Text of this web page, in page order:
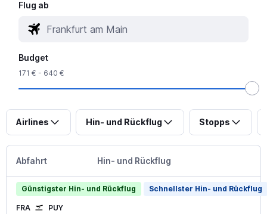
Flug ab
Budget
171 € - 640 €
Airlines Hin- und Rückflug Stopps
Abfahrt Hin- und Rückflug
Günstigster Hin- und Rückflug Schnellster Hin- und Rückflug
FRA PUY